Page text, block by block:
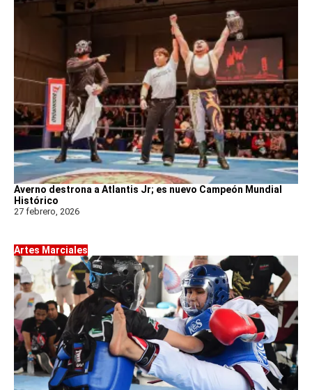
Averno destrona a Atlantis Jr; es nuevo Campeón Mundial
Histórico
27 febrero, 2026
Artes Marciales